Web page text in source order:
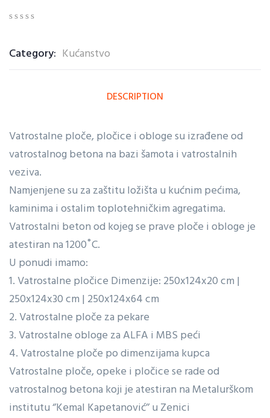
of
Category: Kućanstvo
DESCRIPTION
Vatrostalne ploče, pločice i obloge su izrađene od
vatrostalnog betona na bazi šamota i vatrostalnih
veziva.
Namjenjene su za zaštitu ložišta u kućnim pećima,
kaminima i ostalim toplotehničkim agregatima.
Vatrostalni beton od kojeg se prave ploče i obloge je
atestiran na 1200˚C.
U ponudi imamo:
1. Vatrostalne pločice Dimenzije: 250x124x20 cm |
250x124x30 cm | 250x124x64 cm
2. Vatrostalne ploče za pekare
3. Vatrostalne obloge za ALFA i MBS peći
4. Vatrostalne ploče po dimenzijama kupca
Vatrostalne ploče, opeke i pločice se rade od
vatrostalnog betona koji je atestiran na Metalurškom
institutu ‘’Kemal Kapetanović’’ u Zenici